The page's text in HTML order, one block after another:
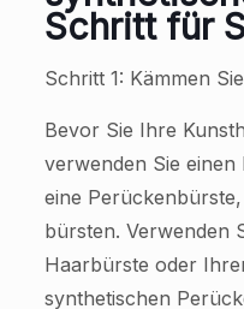
Schritt für
Schritt 1: Kämmen
Bevor Sie Ihre
verwenden Sie
eine
bürsten. Verwenden
Haarbürste oder
synthetischen